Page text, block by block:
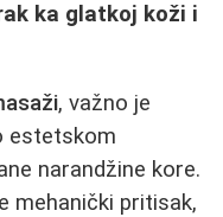
ka glatkoj koži i
, važno je
estetskom
narandžine kore.
mehanički pritisak,